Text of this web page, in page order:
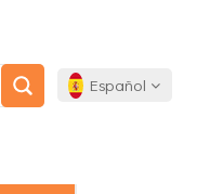
Español
English